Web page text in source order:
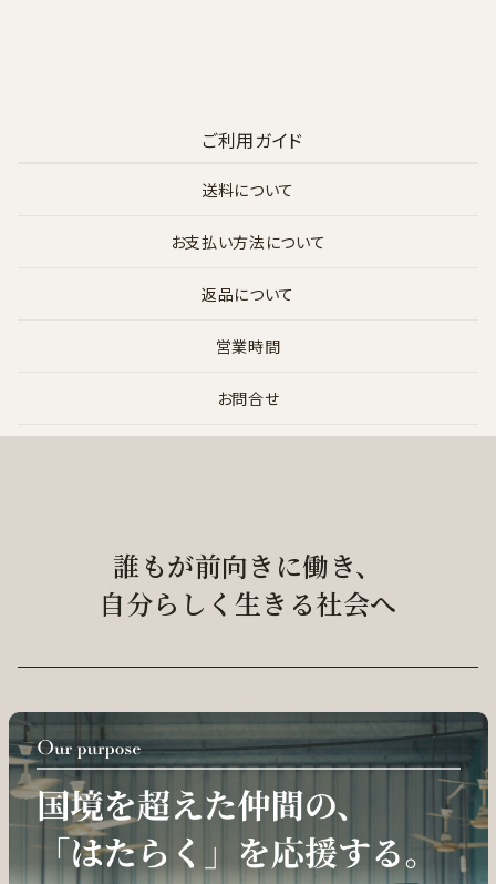
ご利用ガイド
送料について
お支払い方法について
返品について
営業時間
お問合せ
誰もが前向きに働き、
自分らしく生きる社会へ